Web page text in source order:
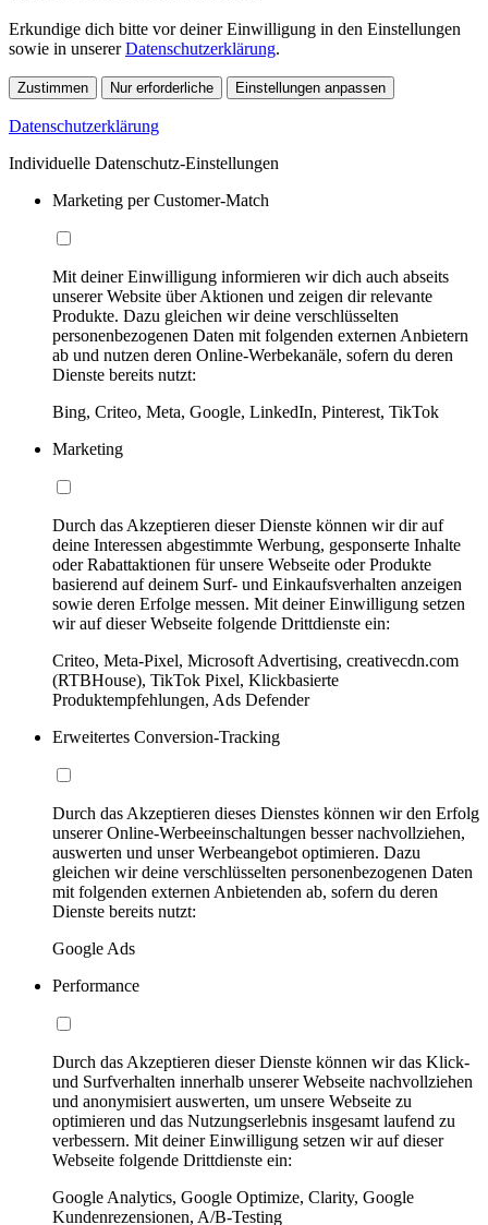
Erkundige dich bitte vor deiner Einwilligung in den Einstellungen
sowie in unsererDatenschutzerklärung.
Zustimmen Nur erforderliche Einstellungen anpassen
Datenschutzerklärung
Individuelle Datenschutz-Einstellungen
Marketing per Customer-Match
Mit deiner Einwilligung informieren wir dich auch abseits
unserer Website über Aktionen und zeigen dir relevante
Produkte. Dazu gleichen wir deine verschlüsselten
personenbezogenen Daten mit folgenden externen Anbietern
ab und nutzen deren Online-Werbekanäle, sofern du deren
Dienste bereits nutzt:
Bing, Criteo, Meta, Google, LinkedIn, Pinterest, TikTok
Marketing
Durch das Akzeptieren dieser Dienste können wir dir auf
deine Interessen abgestimmte Werbung, gesponserte Inhalte
oder Rabattaktionen für unsere Webseite oder Produkte
basierend auf deinem Surf- und Einkaufsverhalten anzeigen
sowie deren Erfolge messen. Mit deiner Einwilligung setzen
wir auf dieser Webseite folgende Drittdienste ein:
Criteo, Meta-Pixel, Microsoft Advertising, creativecdn.com
(RTBHouse), TikTok Pixel, Klickbasierte
Produktempfehlungen, Ads Defender
Erweitertes Conversion-Tracking
Durch das Akzeptieren dieses Dienstes können wir den Erfolg
unserer Online-Werbeeinschaltungen besser nachvollziehen,
auswerten und unser Werbeangebot optimieren. Dazu
gleichen wir deine verschlüsselten personenbezogenen Daten
mit folgenden externen Anbietenden ab, sofern du deren
Dienste bereits nutzt:
Google Ads
Performance
Durch das Akzeptieren dieser Dienste können wir das Klick-
und Surfverhalten innerhalb unserer Webseite nachvollziehen
und anonymisiert auswerten, um unsere Webseite zu
optimieren und das Nutzungserlebnis insgesamt laufend zu
verbessern. Mit deiner Einwilligung setzen wir auf dieser
Webseite folgende Drittdienste ein:
Google Analytics, Google Optimize, Clarity, Google
Kundenrezensionen, A/B-Testing